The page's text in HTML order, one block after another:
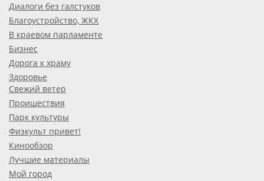
Диалоги без галстуков
Благоустройство, ЖКХ
В краевом парламенте
Бизнес
Дорога к храму
Здоровье
Свежий ветер
Проишествия
Парк культуры
Физкульт привет!
Кинообзор
Лучшие материалы
Мой город